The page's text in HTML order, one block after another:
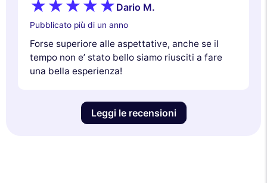
Dario M.
Pubblicato più di un anno
Forse superiore alle aspettative, anche se il
tempo non e’ stato bello siamo riusciti a fare
una bella esperienza!
Leggi le recensioni